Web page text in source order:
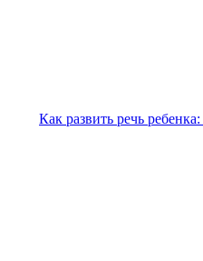
Как развить речь